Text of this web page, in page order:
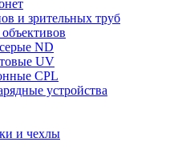
и зрительных труб
ND
UV
CPL
устройства
и чехлы